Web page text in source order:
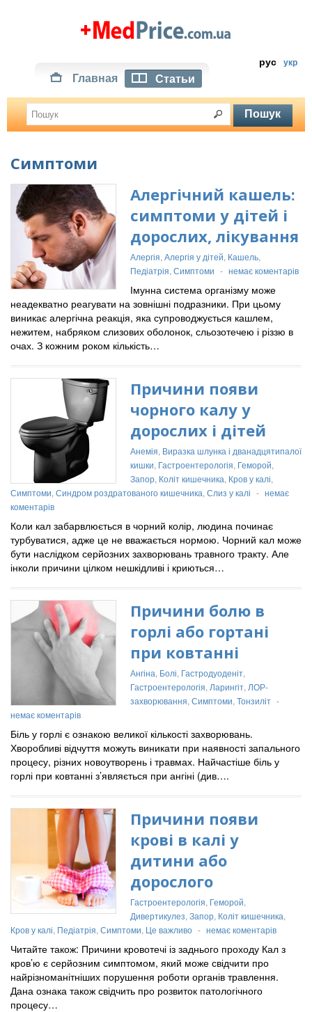
рус укр
Главная Статьи
Симптоми
Алергічний кашель:
симптоми у дітей і
дорослих, лікування
Алергія, Алергія у дітей, Кашель,
Педіатрія, Симптоми - немає коментарів
Імунна система організму може
неадекватно реагувати на зовнішні подразники. При цьому
виникає алергічна реакція, яка супроводжується кашлем,
нежитем, набряком слизових оболонок, сльозотечею і різзю в
очах. З кожним роком кількість…
Причини появи
чорного калу у
дорослих і дітей
Анемія, Виразка шлунка і дванадцятипалої
кишки, Гастроентерологія, Геморой,
Запор, Коліт кишечника, Кров у калі,
Симптоми, Синдром роздратованого кишечника, Слиз у калі - немає
коментарів
Коли кал забарвлюється в чорний колір, людина починає
турбуватися, адже це не вважається нормою. Чорний кал може
бути наслідком серйозних захворювань травного тракту. Але
інколи причини цілком нешкідливі і криються…
Причини болю в
горлі або гортані
при ковтанні
Ангіна, Болі, Гастродуоденіт,
Гастроентерологія, Ларингіт, ЛОР-
захворювання, Симптоми, Тонзиліт -
немає коментарів
Біль у горлі є ознакою великої кількості захворювань.
Хворобливі відчуття можуть виникати при наявності запального
процесу, різних новоутворень і травмах. Найчастіше біль у
горлі при ковтанні з’являється при ангіні (див….
Причини появи
крові в калі у
дитини або
дорослого
Гастроентерологія, Геморой,
Дивертикулез, Запор, Коліт кишечника,
Кров у калі, Педіатрія, Симптоми, Це важливо - немає коментарів
Читайте також: Причини кровотечі із заднього проходу Кал з
кров’ю є серйозним симптомом, який може свідчити про
найрізноманітніших порушення роботи органів травлення.
Дана ознака також свідчить про розвиток патологічного
процесу…